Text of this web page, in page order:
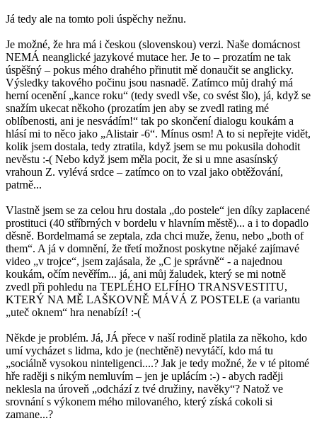
Já tedy ale na tomto poli úspěchy nežnu.
Je možné, že hra má i českou (slovenskou) verzi. Naše domácnost
NEMÁ neanglické jazykové mutace her. Je to – prozatím ne tak
úspěšný – pokus mého drahého přinutit mě donaučit se anglicky.
Výsledky takového počinu jsou nasnadě. Zatímco můj drahý má
herní ocenění „kance roku“ (tedy svedl vše, co svést šlo), já, když se
snažím ukecat někoho (prozatím jen aby se zvedl rating mé
oblíbenosti, ani je nesvádím!“ tak po skončení dialogu koukám a
hlásí mi to něco jako „Alistair -6“. Mínus osm! A to si nepřejte vidět,
kolik jsem dostala, tedy ztratila, když jsem se mu pokusila dohodit
nevěstu :-( Nebo když jsem měla pocit, že si u mne asasínský
vrahoun Z. vylévá srdce – zatímco on to vzal jako obtěžování,
patrně...
Vlastně jsem se za celou hru dostala „do postele“ jen díky zaplacené
prostituci (40 stříbrných v bordelu v hlavním městě)... a i to dopadlo
děsně. Bordelmamá se zeptala, zda chci muže, ženu, nebo „both of
them“. A já v domnění, že třetí možnost poskytne nějaké zajímavé
video „v trojce“, jsem zajásala, že „C je správně“ - a najednou
koukám, očím nevěřím... já, ani můj žaludek, který se mi notně
zvedl při pohledu na TEPLÉHO ELFÍHO TRANSVESTITU,
KTERÝ NA MĚ LAŠKOVNĚ MÁVÁ Z POSTELE (a variantu
„uteč oknem“ hra nenabízí! :-(
Někde je problém. Já, JÁ přece v naší rodině platila za někoho, kdo
umí vycházet s lidma, kdo je (nechtěně) nevytáčí, kdo má tu
„sociálně vysokou ninteligenci....? Jak je tedy možné, že v té pitomé
hře raději s nikým nemluvím – jen je uplácím :-) - abych raději
neklesla na úroveň „odchází z tvé družiny, navěky“? Natož ve
srovnání s výkonem mého milovaného, který získá cokoli si
zamane...?